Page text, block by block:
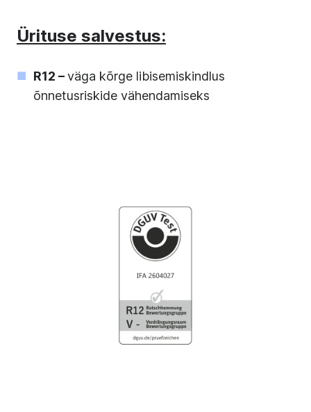
Ürituse salvestus:
R12 –väga kõrge libisemiskindlus
õnnetusriskide vähendamiseks